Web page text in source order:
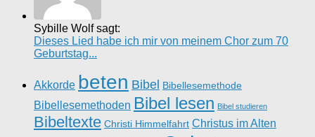
Sybille Wolf sagt:
Dieses Lied habe ich mir von meinem Chor zum 70
Geburtstag...
Akkorde beten Bibel Bibellesemethode
Bibellesemethoden Bibel lesen Bibel studieren
Bibeltexte Christi Himmelfahrt Christus im Alten